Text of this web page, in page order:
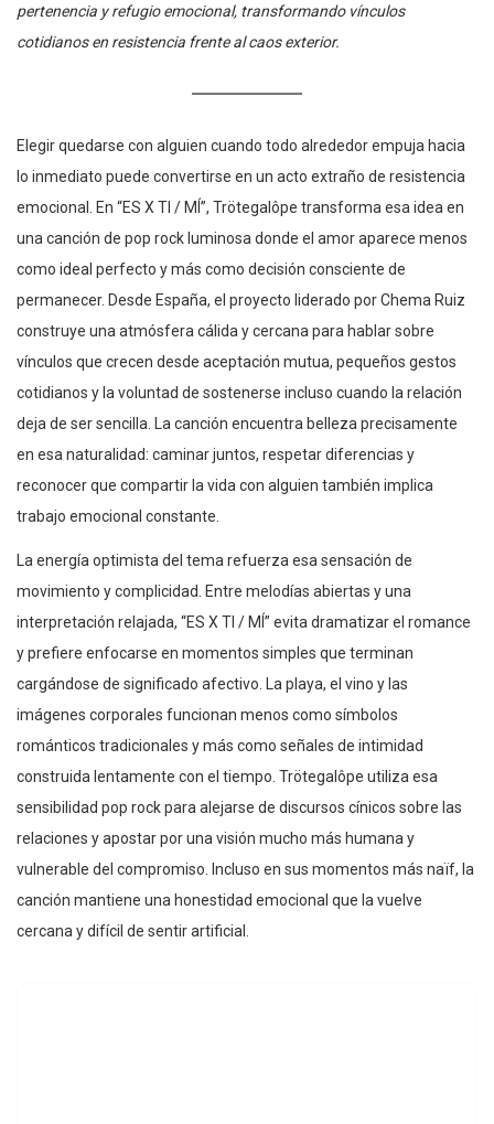
pertenencia y refugio emocional, transformando vínculos
cotidianos en resistencia frente al caos exterior.
Elegir quedarse con alguien cuando todo alrededor empuja hacia
lo inmediato puede convertirse en un acto extraño de resistencia
emocional. En “ES X TI / MÍ”, Trötegalôpe transforma esa idea en
una canción de pop rock luminosa donde el amor aparece menos
como ideal perfecto y más como decisión consciente de
permanecer. Desde España, el proyecto liderado por Chema Ruiz
construye una atmósfera cálida y cercana para hablar sobre
vínculos que crecen desde aceptación mutua, pequeños gestos
cotidianos y la voluntad de sostenerse incluso cuando la relación
deja de ser sencilla. La canción encuentra belleza precisamente
en esa naturalidad: caminar juntos, respetar diferencias y
reconocer que compartir la vida con alguien también implica
trabajo emocional constante.
La energía optimista del tema refuerza esa sensación de
movimiento y complicidad. Entre melodías abiertas y una
interpretación relajada, “ES X TI / MÍ” evita dramatizar el romance
y prefiere enfocarse en momentos simples que terminan
cargándose de significado afectivo. La playa, el vino y las
imágenes corporales funcionan menos como símbolos
románticos tradicionales y más como señales de intimidad
construida lentamente con el tiempo. Trötegalôpe utiliza esa
sensibilidad pop rock para alejarse de discursos cínicos sobre las
relaciones y apostar por una visión mucho más humana y
vulnerable del compromiso. Incluso en sus momentos más naïf, la
canción mantiene una honestidad emocional que la vuelve
cercana y difícil de sentir artificial.